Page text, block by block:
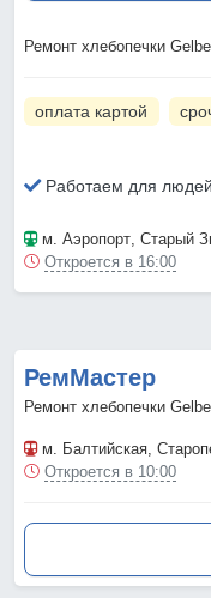
Ремонт хлебопечки
оплата картой
Работаем для
м. Аэропорт, Старый
Откроется в 16:00
РемМастер
Ремонт хлебопечки
м. Балтийская,
Откроется в 10:00